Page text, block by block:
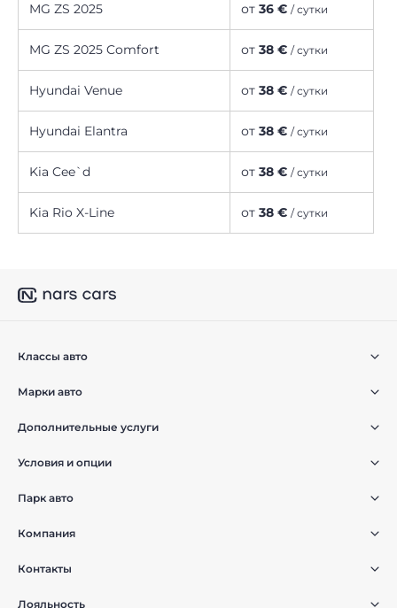
MG ZS 2025 от 36 € / сутки
MG ZS 2025 Comfort от 38 € / сутки
Hyundai Venue от 38 € / сутки
Hyundai Elantra от 38 € / сутки
Kia Cee`d от 38 € / сутки
Kia Rio X-Line от 38 € / сутки
Классы авто
Марки авто
Дополнительные услуги
Условия и опции
Парк авто
Компания
Контакты
Лояльность